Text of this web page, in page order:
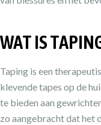
WAT IS
Taping is een
klevende tapes op de
te bieden aan
zo aangebracht dat het